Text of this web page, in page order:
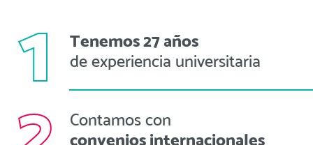
1 Tenemos 27 años
de experiencia universitaria
Contamos con
convenios internacionales